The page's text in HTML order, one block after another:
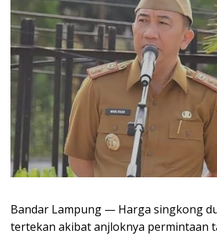
Bandar Lampung — Harga singkong
tertekan akibat anjloknya permintaan